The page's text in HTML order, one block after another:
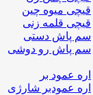
قیچی میوه چین
قیچی قلمه زنی
سم پاش دستی
سم پاش رو دوشی
اره عمود بر
اره عمودبر شارژی